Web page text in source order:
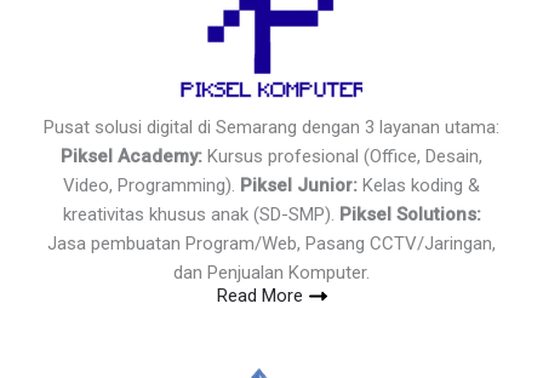
Pusat solusi digital di Semarang dengan 3 layanan utama:
Piksel Academy: Kursus profesional (Office, Desain,
Video, Programming). Piksel Junior: Kelas koding &
kreativitas khusus anak (SD-SMP). Piksel Solutions:
Jasa pembuatan Program/Web, Pasang CCTV/Jaringan,
dan Penjualan Komputer.
Read More